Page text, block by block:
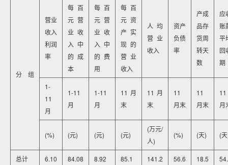
分 组
营业
收入
利润
率
每百
元营
业收
入中
的成
本
每百
元营
业收
入中
的费
用
每百
元资
产实
现的
营业
收入
人均
营业
收入
资产
负债
率
产成
品存
货周
转天
数
应
账
平
回
期
1-
11
月
1-11
月
1-11
月
11月
末
11月
末
11
月末
11
月末
11
月
(%) (元) (元) (元)
(万元/
人)
(%) (天) (
总计 6.10 84.08 8.92 85.1 141.2 56.6 18.5